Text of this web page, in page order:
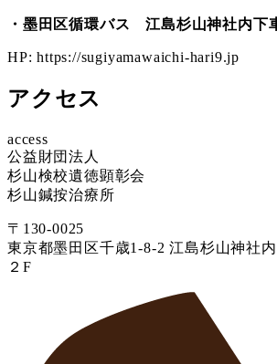
・墨田区循環バス 江島杉山神社内下
HP: https://sugiyamawaichi-hari9.jp
アクセス
access
公益財団法人
杉山検校遺徳顕彰会
杉山鍼按治療所
〒130-0025
東京都墨田区千歳1-8-2 江島杉山神社
２F